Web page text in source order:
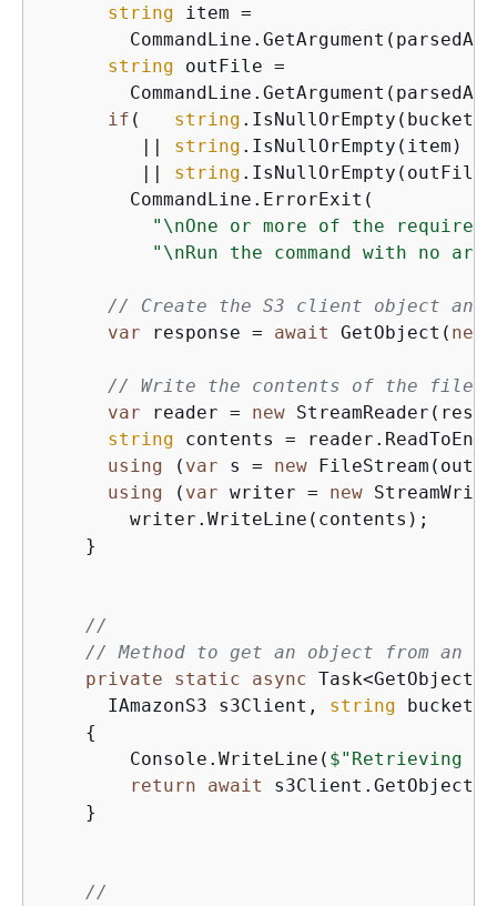
string item =
string outFile =
if ( string .IsNullOrEmpty(bucket)
         ||
string .IsNullOrEmpty(item)
         ||
string
        CommandLine.ErrorExit(
"\nOne or more of the
"\nRun the command with no
// Create the S3 client object
var response = await GetObject( new
// Write the contents of the file
var reader = new
string contents =
using ( var s = new
using ( var writer = new
        writer.WriteLine(contents);
    }
//
// Method to get an object from an
private
static async
      IAmazonS3 s3Client,
string bucket,
{
        Console.WriteLine(
$"Retrieving
return
await
    }
//